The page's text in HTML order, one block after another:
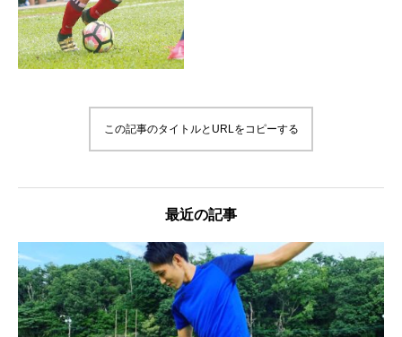
この記事のタイトルとURLをコピーする
最近の記事